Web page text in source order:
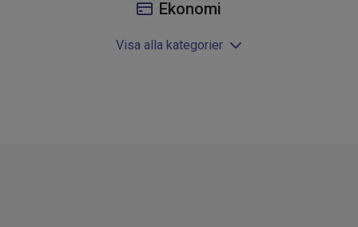
Ekonomi
Visa alla kategorier